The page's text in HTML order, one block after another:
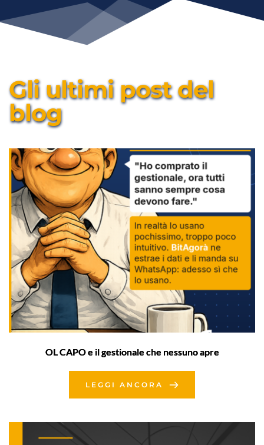
Gli ultimi post del
blog
OL CAPO e il gestionale che nessuno apre
LEGGI ANCORA